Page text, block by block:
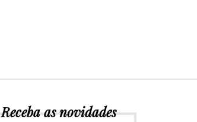
Receba as novidades